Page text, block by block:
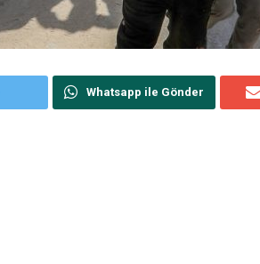
Whatsapp ile Gönder